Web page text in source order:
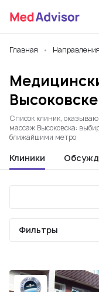
Главная
Высоковске
Список клиник,
массаж Высоковска:
ближайшими метро
Клиники
Фильтры